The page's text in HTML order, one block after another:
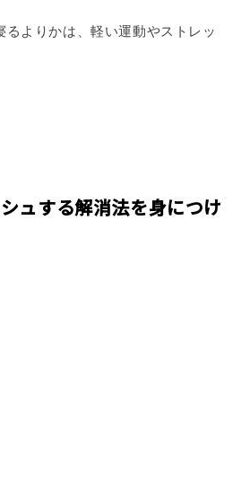
よりかは、軽い運動やストレッ
ュする解消法を身につけ